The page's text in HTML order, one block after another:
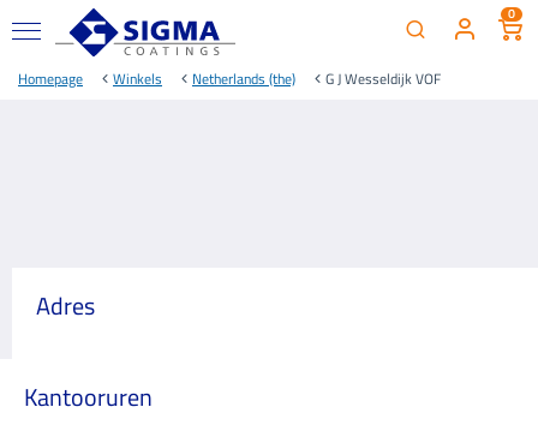
0
Homepage Winkels Netherlands (the) G J Wesseldijk VOF
Adres
Kantooruren